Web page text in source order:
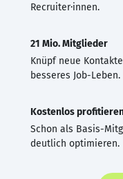
Recruiter·innen.
21 Mio. Mitglieder
Knüpf neue
besseres Job-Leben.
Kostenlos
Schon als Basis-
deutlich optimieren.